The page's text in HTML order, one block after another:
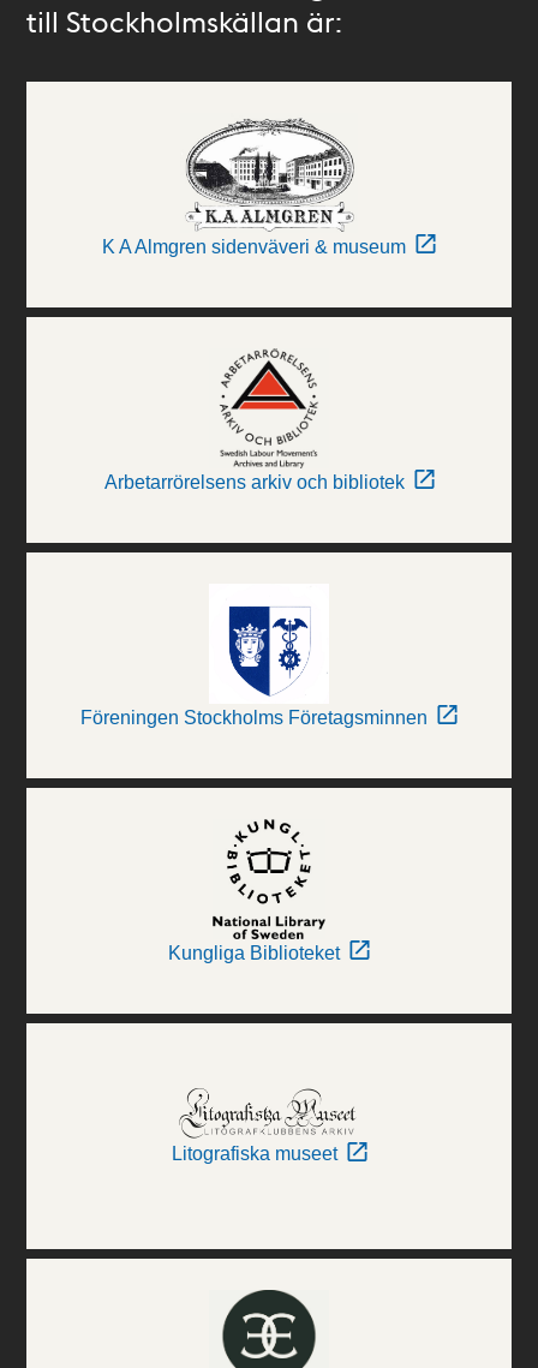
till Stockholmskällan är:
K A Almgren sidenväveri & museum
Arbetarrörelsens arkiv och bibliotek
Föreningen Stockholms Företagsminnen
Kungliga Biblioteket
Litografiska museet